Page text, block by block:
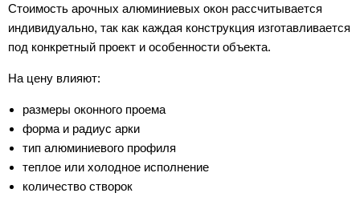
Стоимость арочных алюминиевых окон рассчитывается
индивидуально, так как каждая конструкция изготавливается
под конкретный проект и особенности объекта.
На цену влияют:
размеры оконного проема
форма и радиус арки
тип алюминиевого профиля
теплое или холодное исполнение
количество створок